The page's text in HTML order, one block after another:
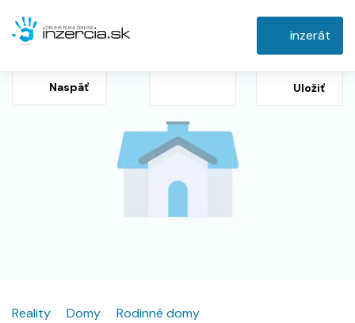
inzerát
Naspäť Uložiť
Reality Domy Rodinné domy